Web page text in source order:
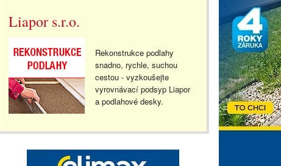
Liapor s.r.o.
Rekonstrukce podlahy
snadno, rychle, suchou
cestou - vyzkoušejte
vyrovnávací podsyp Liapor
a podlahové desky.